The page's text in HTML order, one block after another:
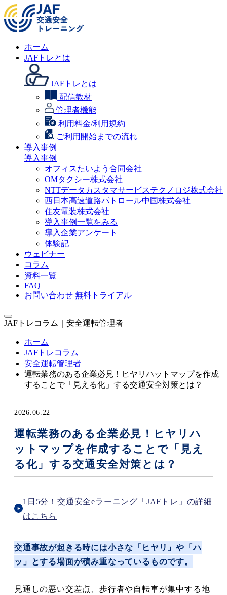
ホーム
JAFトレとは
JAFトレとは
配信教材
管理者機能
利用料金/利用規約
ご利用開始までの流れ
導入事例
導入事例
オフィスたいよう合同会社
OMタクシー株式会社
NTTデータカスタマサービステクノロジ株式会社
西日本高速道路パトロール中国株式会社
住友電装株式会社
導入事例一覧をみる
導入企業アンケート
体験記
ウェビナー
コラム
資料一覧
FAQ
お問い合わせ 無料トライアル
JAFトレコラム｜安全運転管理者
ホーム
JAFトレコラム
安全運転管理者
運転業務のある企業必見！ヒヤリハットマップを作成
することで「見える化」する交通安全対策とは？
2026.06.22
運転業務のある企業必見！ヒヤリハ
ットマップを作成することで「見え
る化」する交通安全対策とは？
1日5分！交通安全eラーニング「JAFトレ」の詳細
はこちら
交通事故が起きる時には小さな「ヒヤリ」や「ハ
ッ」とする場面が積み重なっているものです。
見通しの悪い交差点、歩行者や自転車が集中する地